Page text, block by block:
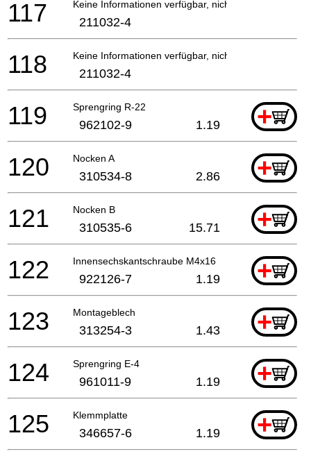
Keine Informationen verfügbar, nicht bestellbar
117 211032-4
Keine Informationen verfügbar, nicht bestellbar
118 211032-4
Sprengring R-22 +
119 962102-9 1.19
Nocken A +
120 310534-8 2.86
Nocken B +
121 310535-6 15.71
Innensechskantschraube M4x16 +
122 922126-7 1.19
Montageblech +
123 313254-3 1.43
Sprengring E-4 +
124 961011-9 1.19
Klemmplatte +
125 346657-6 1.19